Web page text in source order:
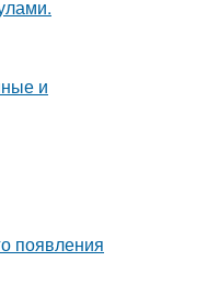
и
появления